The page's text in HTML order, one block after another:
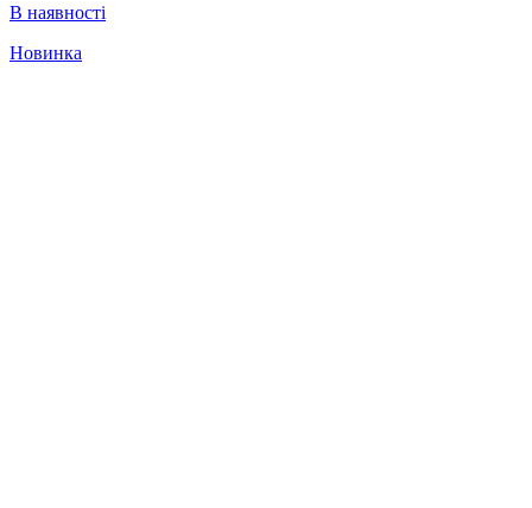
В наявності
Новинка